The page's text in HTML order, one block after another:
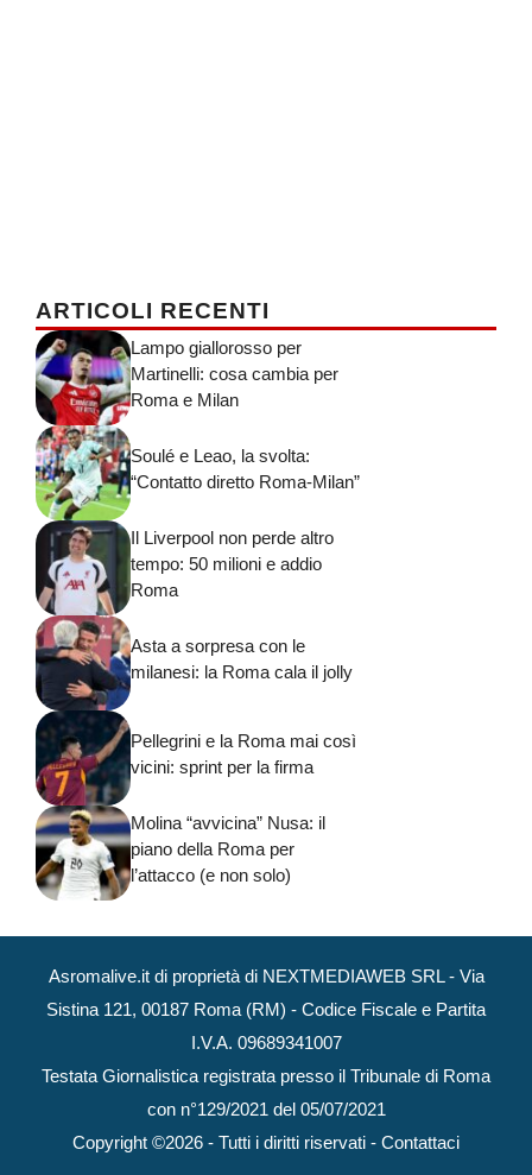
ARTICOLI RECENTI
Lampo giallorosso per
Martinelli: cosa cambia per
Roma e Milan
Soulé e Leao, la svolta:
“Contatto diretto Roma-Milan”
Il Liverpool non perde altro
tempo: 50 milioni e addio
Roma
Asta a sorpresa con le
milanesi: la Roma cala il jolly
Pellegrini e la Roma mai così
vicini: sprint per la firma
Molina “avvicina” Nusa: il
piano della Roma per
l’attacco (e non solo)
Asromalive.it di proprietà di NEXTMEDIAWEB SRL - Via
Sistina 121, 00187 Roma (RM) - Codice Fiscale e Partita
I.V.A. 09689341007
Testata Giornalistica registrata presso il Tribunale di Roma
con n°129/2021 del 05/07/2021
Copyright ©2026 - Tutti i diritti riservati - Contattaci